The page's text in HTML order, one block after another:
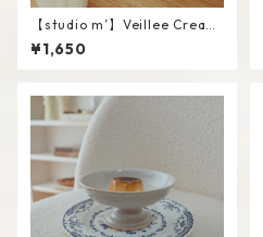
【studio m’】Veillee Cream
er #White / L
¥1,650